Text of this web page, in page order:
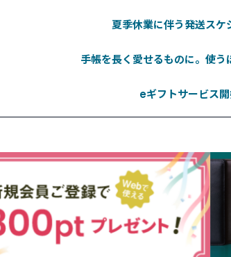
夏季休業に伴う発送スケ
手帳を長く愛せるものに。使
eギフトサービス